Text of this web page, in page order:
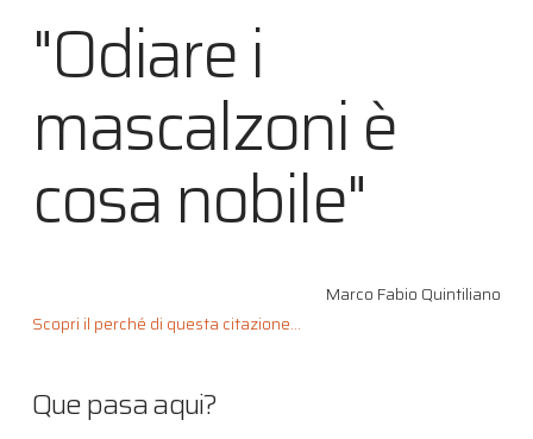
"Odiare i
mascalzoni è
cosa nobile"
Marco Fabio Quintiliano
Scopri il perché di questa citazione...
Que pasa aqui?